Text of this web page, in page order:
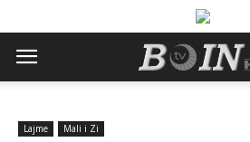
Lajme Mali i Zi